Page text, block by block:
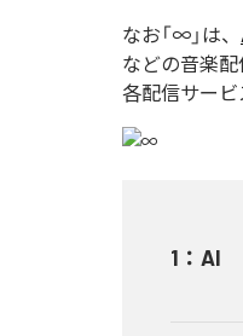
なお「∞ 」は、
などの音楽
各配信サービ
1 ： AI